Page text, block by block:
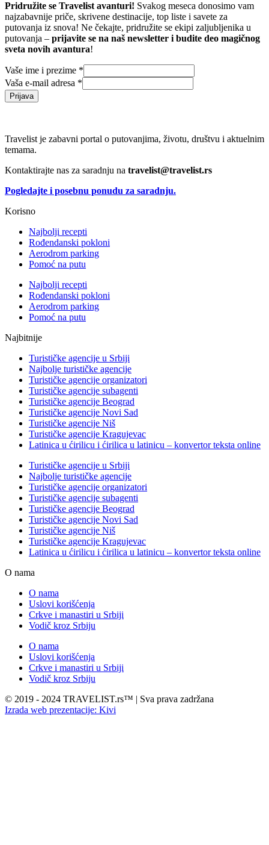
Pridružite se Travelist avanturi! Svakog meseca donosimo vam
najzabavnije priče, skrivene destinacije, top liste i savete za
putovanja iz snova! Ne čekajte, pridružite se ekipi zaljubljenika u
putovanja – prijavite se na naš newsletter i budite deo magičnog
sveta novih avantura!
Vaše ime i prezime *
Vaša e-mail adresa *
Prijava
Travelist je zabavni portal o putovanjima, životu, društvu i aktuelnim
temama.
Kontaktirajte nas za saradnju na travelist@travelist.rs
Pogledajte i posebnu ponudu za saradnju.
Korisno
Najbolji recepti
Rođendanski pokloni
Aerodrom parking
Pomoć na putu
Najbolji recepti
Rođendanski pokloni
Aerodrom parking
Pomoć na putu
Najbitnije
Turističke agencije u Srbiji
Najbolje turističke agencije
Turističke agencije organizatori
Turističke agencije subagenti
Turističke agencije Beograd
Turističke agencije Novi Sad
Turističke agencije Niš
Turističke agencije Kragujevac
Latinica u ćirilicu i ćirilica u latinicu – konvertor teksta online
Turističke agencije u Srbiji
Najbolje turističke agencije
Turističke agencije organizatori
Turističke agencije subagenti
Turističke agencije Beograd
Turističke agencije Novi Sad
Turističke agencije Niš
Turističke agencije Kragujevac
Latinica u ćirilicu i ćirilica u latinicu – konvertor teksta online
O nama
O nama
Uslovi korišćenja
Crkve i manastiri u Srbiji
Vodič kroz Srbiju
O nama
Uslovi korišćenja
Crkve i manastiri u Srbiji
Vodič kroz Srbiju
© 2019 - 2024 TRAVELIST.rs™ | Sva prava zadržana
Izrada web prezentacije: Kivi